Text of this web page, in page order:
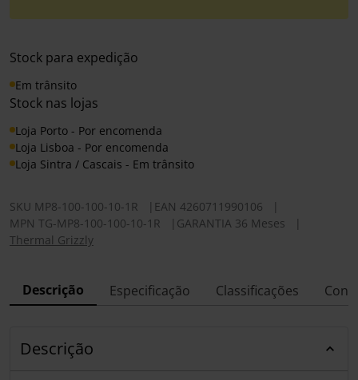
Stock para expedição
Em trânsito
Stock nas lojas
Loja Porto - Por encomenda
Loja Lisboa - Por encomenda
Loja Sintra / Cascais - Em trânsito
SKU MP8-100-100-10-1R EAN 4260711990106
MPN TG-MP8-100-100-10-1R GARANTIA 36 Meses
Thermal Grizzly
Descrição Especificação Classificações
Descrição